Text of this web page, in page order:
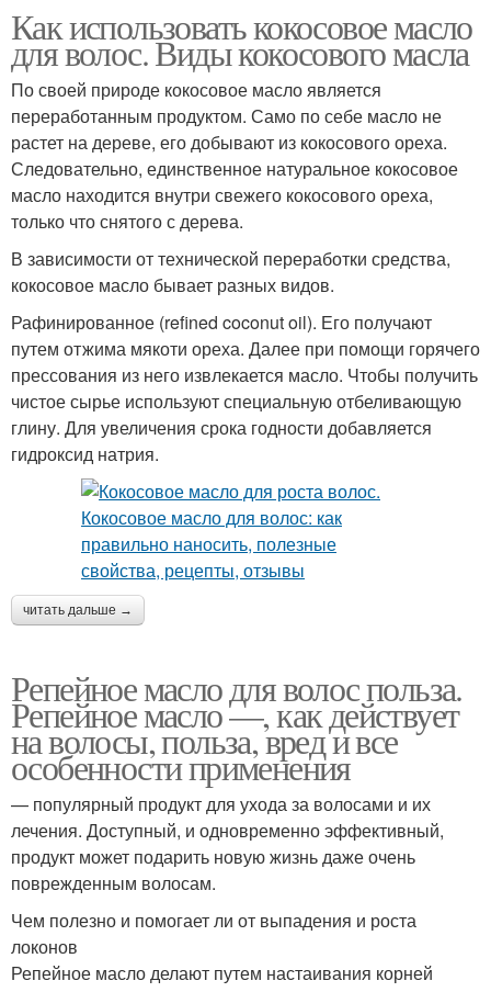
Как использовать кокосовое масло
для волос. Виды кокосового масла
По своей природе кокосовое масло является
переработанным продуктом. Само по себе масло не
растет на дереве, его добывают из кокосового ореха.
Следовательно, единственное натуральное кокосовое
масло находится внутри свежего кокосового ореха,
только что снятого с дерева.
В зависимости от технической переработки средства,
кокосовое масло бывает разных видов.
Рафинированное (refined coconut oil). Его получают
путем отжима мякоти ореха. Далее при помощи горячего
прессования из него извлекается масло. Чтобы получить
чистое сырье используют специальную отбеливающую
глину. Для увеличения срока годности добавляется
гидроксид натрия.
читать дальше →
Репейное масло для волос польза.
Репейное масло —, как действует
на волосы, польза, вред и все
особенности применения
— популярный продукт для ухода за волосами и их
лечения. Доступный, и одновременно эффективный,
продукт может подарить новую жизнь даже очень
поврежденным волосам.
Чем полезно и помогает ли от выпадения и роста
локонов
Репейное масло делают путем настаивания корней